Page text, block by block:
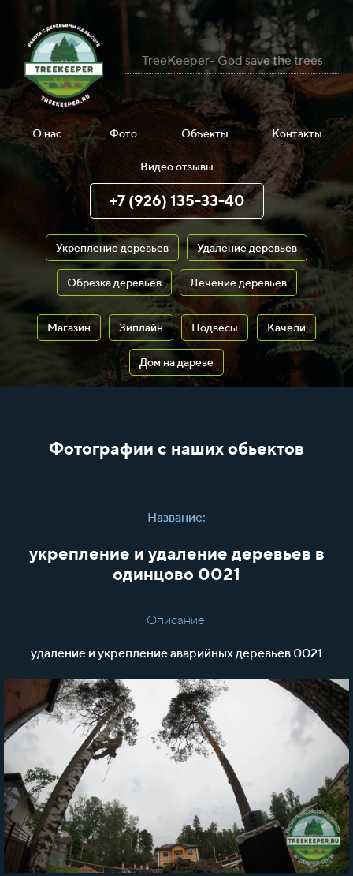
TreeKeeper- God save the trees
О нас Фото Объекты Контакты
Видео отзывы
+7 (926) 135-33-40
Укрепление деревьев Удаление деревьев
Обрезка деревьев Лечение деревьев
Магазин Зиплайн Подвесы Качели
Дом на дареве
Фотографии с наших обьектов
Название:
укрепление и удаление деревьев в
одинцово 0021
Описание:
удаление и укрепление аварийных деревьев 0021